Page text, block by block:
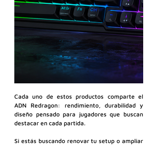
Cada uno de estos productos comparte el
ADN Redragon: rendimiento, durabilidad y
diseño pensado para jugadores que buscan
destacar en cada partida.
Si estás buscando renovar tu setup o ampliar